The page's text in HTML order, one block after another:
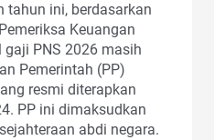
tahun ini, berdasarkan
Keuangan
gaji PNS 2026 masih
Pemerintah (PP)
resmi diterapkan
PP ini dimaksudkan
abdi negara.